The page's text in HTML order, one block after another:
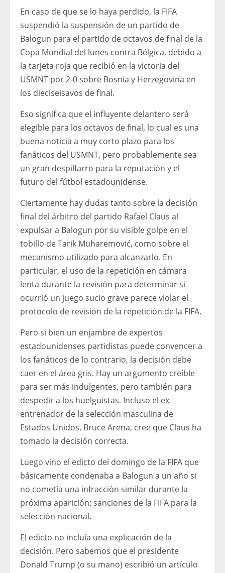
En caso de que se lo haya perdido, la FIFA
suspendió la suspensión de un partido de
Balogun para el partido de octavos de final de la
Copa Mundial del lunes contra Bélgica, debido a
la tarjeta roja que recibió en la victoria del
USMNT por 2-0 sobre Bosnia y Herzegovina en
los dieciseisavos de final.
Eso significa que el influyente delantero será
elegible para los octavos de final, lo cual es una
buena noticia a muy corto plazo para los
fanáticos del USMNT, pero probablemente sea
un gran despilfarro para la reputación y el
futuro del fútbol estadounidense.
Ciertamente hay dudas tanto sobre la decisión
final del árbitro del partido Rafael Claus al
expulsar a Balogun por su visible golpe en el
tobillo de Tarik Muharemović, como sobre el
mecanismo utilizado para alcanzarlo. En
particular, el uso de la repetición en cámara
lenta durante la revisión para determinar si
ocurrió un juego sucio grave parece violar el
protocolo de revisión de la repetición de la FIFA.
Pero si bien un enjambre de expertos
estadounidenses partidistas puede convencer a
los fanáticos de lo contrario, la decisión debe
caer en el área gris. Hay un argumento creíble
para ser más indulgentes, pero también para
despedir a los huelguistas. Incluso el ex
entrenador de la selección masculina de
Estados Unidos, Bruce Arena, cree que Claus ha
tomado la decisión correcta.
Luego vino el edicto del domingo de la FIFA que
básicamente condenaba a Balogun a un año si
no cometía una infracción similar durante la
próxima aparición: sanciones de la FIFA para la
selección nacional.
El edicto no incluía una explicación de la
decisión. Pero sabemos que el presidente
Donald Trump (o su mano) escribió un artículo